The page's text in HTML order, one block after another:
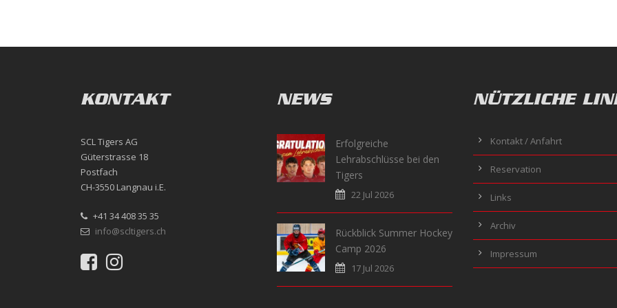
KONTAKT
SCL Tigers AG
Güterstrasse 18
Postfach
CH-3550 Langnau i.E.
+41 34 408 35 35
info@scltigers.ch
NEWS
Erfolgreiche
Lehrabschlüsse bei den
Tigers
22 Jul 2026
Rückblick Summer Hockey
Camp 2026
17 Jul 2026
NÜTZLICHE
Kontakt / Anfahrt
Reservation
Links
Archiv
Impressum